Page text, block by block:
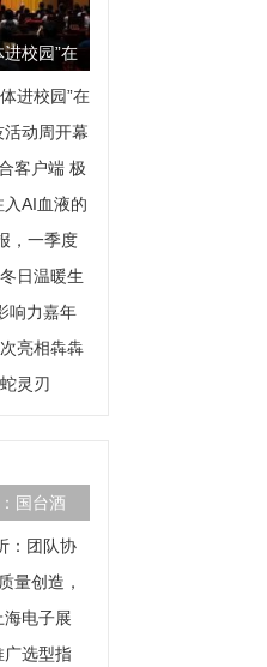
校园”在
进校园”在
动周开幕
客户端 极
AI血液的
，一季度
日温暖生
响力嘉年
亮相犇犇
灵刃
国台酒
：团队协
量创造，
电子展
广选型指